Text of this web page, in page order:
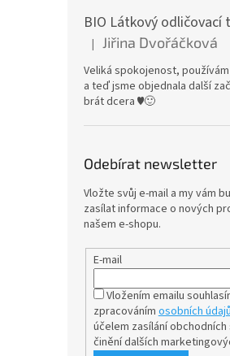
Hodnocení produktu je 5 z 5
| Jiřina Dvořáčková
Veliká spokojenost,
a teď jsme objednala další
brát dcera ♥️🙂
Odebírat newsletter
Vložte svůj e-mail a my vám
zasílat informace o nových
našem e-shopu.
E-mail
Vložením emailu
zpracováním osobních údajů
účelem zasílání obchodních
činění dalších